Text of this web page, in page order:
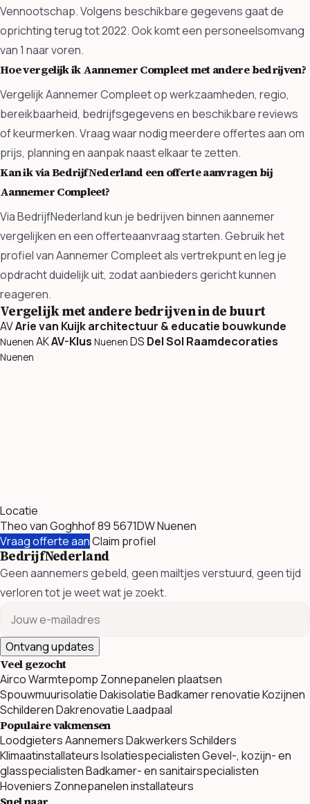
Vennootschap. Volgens beschikbare gegevens gaat de
oprichting terug tot 2022. Ook komt een personeelsomvang
van 1 naar voren.
Hoe vergelijk ik Aannemer Compleet met andere bedrijven?
Vergelijk Aannemer Compleet op werkzaamheden, regio,
bereikbaarheid, bedrijfsgegevens en beschikbare reviews
of keurmerken. Vraag waar nodig meerdere offertes aan om
prijs, planning en aanpak naast elkaar te zetten.
Kan ik via BedrijfNederland een offerte aanvragen bij
Aannemer Compleet?
Via BedrijfNederland kun je bedrijven binnen aannemer
vergelijken en een offerteaanvraag starten. Gebruik het
profiel van Aannemer Compleet als vertrekpunt en leg je
opdracht duidelijk uit, zodat aanbieders gericht kunnen
reageren.
Vergelijk met andere bedrijven in de buurt
AVArie van Kuijk architectuur & educatie bouwkunde
Nuenen AKAV-Klus Nuenen DS Del Sol Raamdecoraties
Nuenen
Locatie
Theo van Goghhof 89 5671DW Nuenen
Vraag offerte aanClaim profiel
BedrijfNederland
Geen aannemers gebeld, geen mailtjes verstuurd, geen tijd
verloren tot je weet wat je zoekt.
Ontvang updates
Veel gezocht
AircoWarmtepomp Zonnepanelen plaatsen
SpouwmuurisolatieDakisolatieBadkamer renovatieKozijnen
SchilderenDakrenovatieLaadpaal
Populaire vakmensen
LoodgietersAannemersDakwerkersSchilders
KlimaatinstallateursIsolatiespecialistenGevel-, kozijn- en
glasspecialistenBadkamer- en sanitairspecialisten
Hoveniers Zonnepanelen installateurs